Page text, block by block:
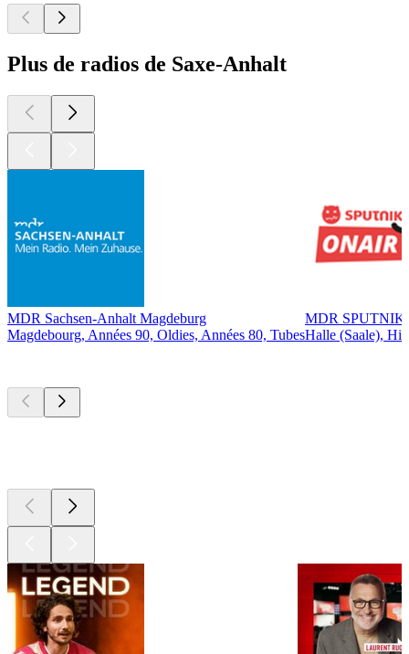
Plus de radios de Saxe-Anhalt
MDR Sachsen-Anhalt Magdeburg
Magdebourg, Années 90, Oldies, Années 80, Tubes
MDR SPUTNIK
Halle (Saale),